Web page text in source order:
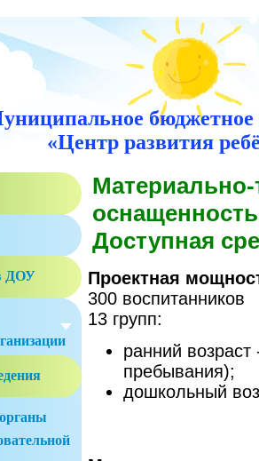
бюджетное
«Центр развития
ДОУ
Материально-
Доступная
Проектная
300 воспитанников
13 групп:
ранний возраст
пребывания);
дошкольный